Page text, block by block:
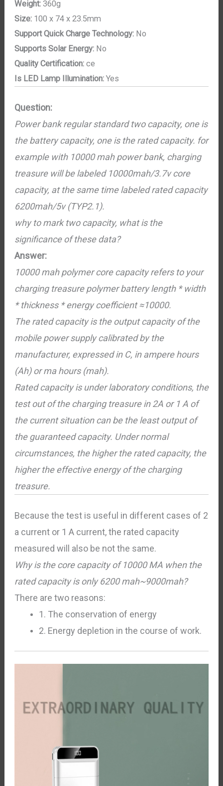
Weight:360g
Size:100 x 74 x 23.5mm
Support Quick Charge Technology:No
Supports Solar Energy:No
Quality Certification:ce
Is LED Lamp Illumination:Yes
Question:
Power bank regular standard two capacity, one is
the battery capacity, one is the rated capacity. for
example with 10000 mah power bank, charging
treasure will be labeled 10000mah/3.7v core
capacity, at the same time labeled rated capacity
6200mah/5v (TYP2.1).
why to mark two capacity, what is the
significance of these data?
Answer:
10000 mah polymer core capacity refers to your
charging treasure polymer battery length * width
* thickness * energy coefficient ≈10000.
The rated capacity is the output capacity of the
mobile power supply calibrated by the
manufacturer, expressed in C, in ampere hours
(Ah) or ma hours (mah).
Rated capacity is under laboratory conditions, the
test out of the charging treasure in 2A or 1 A of
the current situation can be the least output of
the guaranteed capacity. Under normal
circumstances, the higher the rated capacity, the
higher the effective energy of the charging
treasure.
Because the test is useful in different cases of 2
a current or 1 A current, the rated capacity
measured will also be not the same.
Why is the core capacity of 10000 MA when the
rated capacity is only 6200 mah~9000mah?
There are two reasons:
1. The conservation of energy
2. Energy depletion in the course of work.